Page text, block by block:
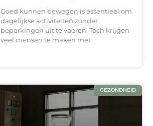
Goed kunnen bewegen is essentieel om
dagelijkse activiteiten zonder
beperkingen uit te voeren. Toch krijgen
veel mensen te maken met
GEZONDHEID